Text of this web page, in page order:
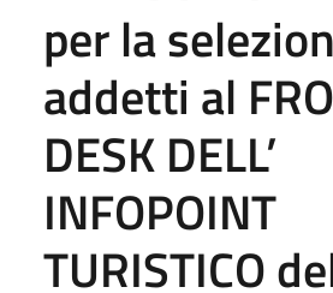
per la
addetti al
DESK DELL’
INFOPOINT
TURISTICO